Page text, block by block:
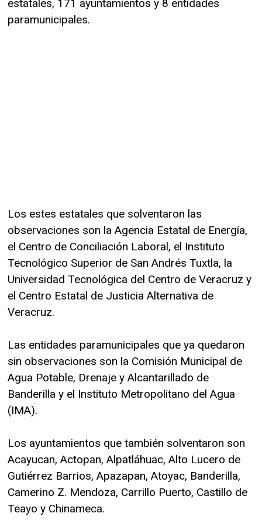
estatales, 171 ayuntamientos y 8 entidades
paramunicipales.
Los estes estatales que solventaron las
observaciones son la Agencia Estatal de Energía,
el Centro de Conciliación Laboral, el Instituto
Tecnológico Superior de San Andrés Tuxtla, la
Universidad Tecnológica del Centro de Veracruz y
el Centro Estatal de Justicia Alternativa de
Veracruz.
Las entidades paramunicipales que ya quedaron
sin observaciones son la Comisión Municipal de
Agua Potable, Drenaje y Alcantarillado de
Banderilla y el Instituto Metropolitano del Agua
(IMA).
Los ayuntamientos que también solventaron son
Acayucan, Actopan, Alpatláhuac, Alto Lucero de
Gutiérrez Barrios, Apazapan, Atoyac, Banderilla,
Camerino Z. Mendoza, Carrillo Puerto, Castillo de
Teayo y Chinameca.